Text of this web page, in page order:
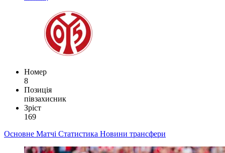
Номер
8
Позиція
півзахисник
Зріст
169
Основне Матчі Статистика Новини трансфери